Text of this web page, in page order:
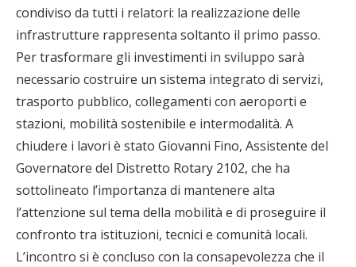
condiviso da tutti i relatori: la realizzazione delle
infrastrutture rappresenta soltanto il primo passo.
Per trasformare gli investimenti in sviluppo sarà
necessario costruire un sistema integrato di servizi,
trasporto pubblico, collegamenti con aeroporti e
stazioni, mobilità sostenibile e intermodalità. A
chiudere i lavori è stato Giovanni Fino, Assistente del
Governatore del Distretto Rotary 2102, che ha
sottolineato l’importanza di mantenere alta
l’attenzione sul tema della mobilità e di proseguire il
confronto tra istituzioni, tecnici e comunità locali.
L’incontro si è concluso con la consapevolezza che il